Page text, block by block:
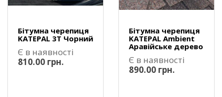
Бітумна черепиця
KATEPAL 3T Чорний
Є в наявності
810.00 грн.
Бітумна черепиця
KATEPAL Ambient
Аравійське дерево
Є в наявності
890.00 грн.